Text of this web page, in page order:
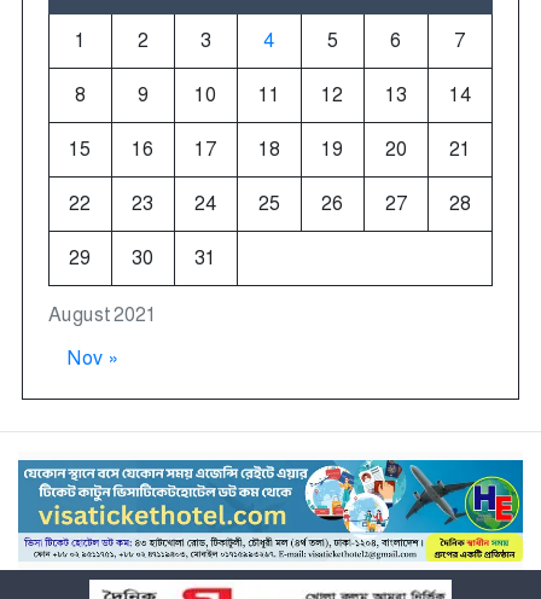
August 2021
1 2 3 4 5 6 7
8 9 10 11 12 13 14
15 16 17 18 19 20 21
22 23 24 25 26 27 28
29 30 31
Nov »